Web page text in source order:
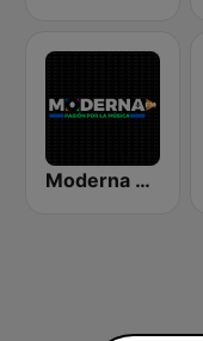
Moderna FM